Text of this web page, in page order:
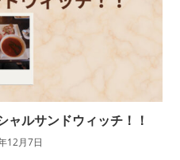
ャルサンドウィッチ！！
12月7日